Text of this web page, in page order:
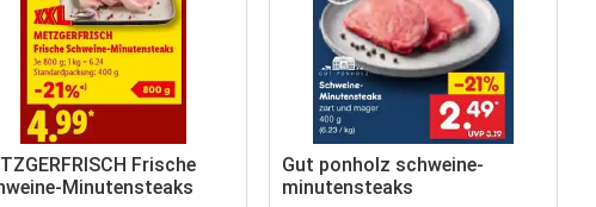
Frische
Minutensteaks
Gut ponholz schweine-
minutensteaks